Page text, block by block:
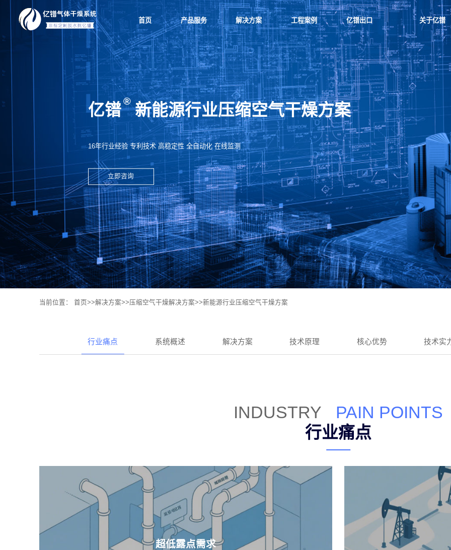
首页 产品服务 解决方案 工程案例 亿镨出口 关于亿镨
亿镨 新能源行业压缩空气干燥方案
16年行业经验 专利技术 高稳定性 全自动化 在线监测
立即咨询
当前位置： 首页>>解决方案>>压缩空气干燥解决方案>>新能源行业压缩空气干燥方案
行业痛点 系统概述 解决方案 技术原理 核心优势 技术实
INDUSTRY PAIN POINTS
行业痛点
超低露点需求